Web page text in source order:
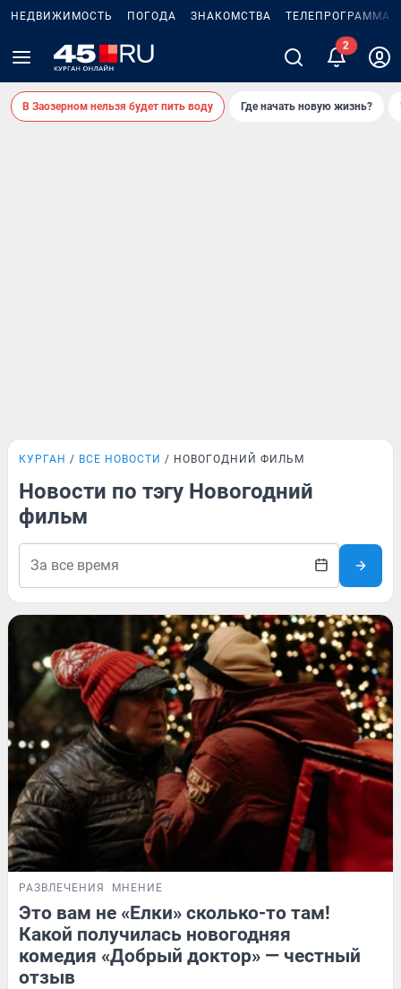
НЕДВИЖИМОСТЬ ПОГОДА ЗНАКОМСТВА ТЕЛЕПРОГРАММА
В Заозерном нельзя будет пить воду Где начать новую жизнь?
КУРГАН ВСЕ НОВОСТИ НОВОГОДНИЙ ФИЛЬМ
Новости по тэгу Новогодний
фильм
РАЗВЛЕЧЕНИЯ МНЕНИЕ
Это вам не «Елки» сколько-то там!
Какой получилась новогодняя
комедия «Добрый доктор» — честный
отзыв